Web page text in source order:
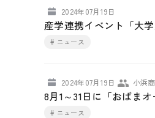
2024年07月19日
産学連携イベント「大
# ニュース
2024年07月19日 小浜
8月1～31日に「おばま
# ニュース